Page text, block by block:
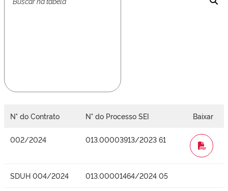
N° do Contrato N° do Processo SEI Baixar
002/2024 013.00003913/2023 61
WORD
SDUH 004/2024 013.00001464/2024 05